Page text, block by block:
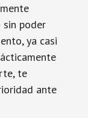
poder
ya casi
te
ante